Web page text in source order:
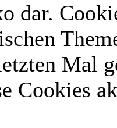
dar.
Mal
Cookies